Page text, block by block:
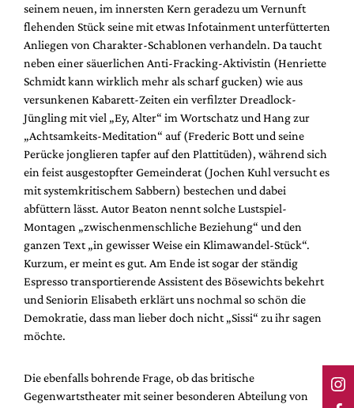
seinem neuen, im innersten Kern geradezu um Vernunft
flehenden Stück seine mit etwas Infotainment unterfütterten
Anliegen von Charakter-Schablonen verhandeln. Da taucht
neben einer säuerlichen Anti-Fracking-Aktivistin (Henriette
Schmidt kann wirklich mehr als scharf gucken) wie aus
versunkenen Kabarett-Zeiten ein verfilzter Dreadlock-
Jüngling mit viel „Ey, Alter“ im Wortschatz und Hang zur
„Achtsamkeits-Meditation“ auf (Frederic Bott und seine
Perücke jonglieren tapfer auf den Plattitüden), während sich
ein feist ausgestopfter Gemeinderat (Jochen Kuhl versucht es
mit systemkritischem Sabbern) bestechen und dabei
abfüttern lässt. Autor Beaton nennt solche Lustspiel-
Montagen „zwischenmenschliche Beziehung“ und den
ganzen Text „in gewisser Weise ein Klimawandel-Stück“.
Kurzum, er meint es gut. Am Ende ist sogar der ständig
Espresso transportierende Assistent des Bösewichts bekehrt
und Seniorin Elisabeth erklärt uns nochmal so schön die
Demokratie, dass man lieber doch nicht „Sissi“ zu ihr sagen
möchte.
Die ebenfalls bohrende Frage, ob das britische
Gegenwartstheater mit seiner besonderen Abteilung von